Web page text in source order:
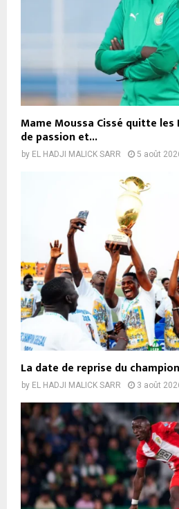
Mame Moussa Cissé quitte les
de passion et...
by EL HADJI MALICK SARR 5 août
La date de reprise du
by EL HADJI MALICK SARR 3 août